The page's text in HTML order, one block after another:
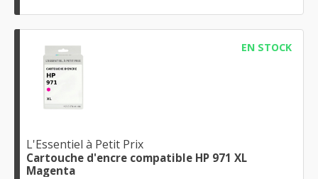
EN STOCK
L'Essentiel à Petit Prix
Cartouche d'encre compatible HP 971 XL
Magenta